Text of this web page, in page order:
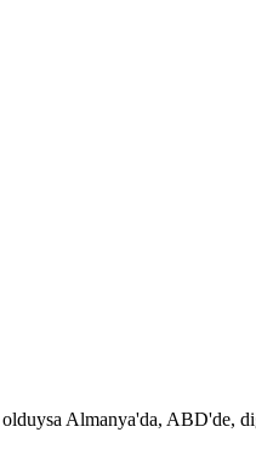
Almanya'da, ABD'de,